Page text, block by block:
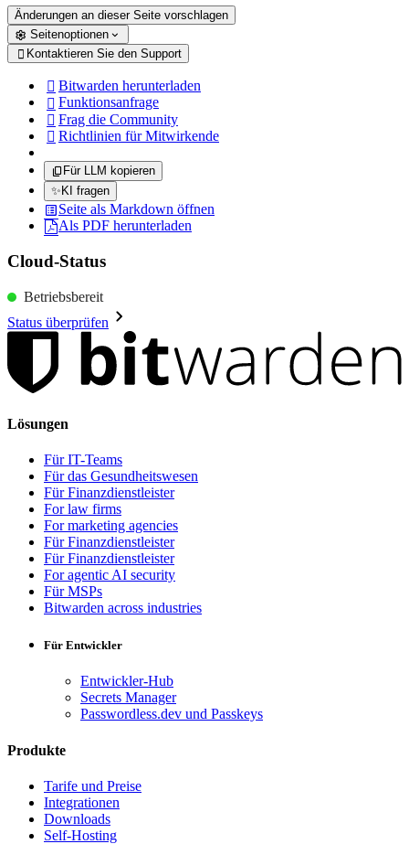
Änderungen an dieser Seite vorschlagen
Seitenoptionen
 Kontaktieren Sie den Support
 Bitwarden herunterladen
 Funktionsanfrage
 Frag die Community
 Richtlinien für Mitwirkende
Für LLM kopieren
✨KI fragen
Seite als Markdown öffnen
Als PDF herunterladen
Cloud-Status
Betriebsbereit
Status überprüfen
Lösungen
Für IT-Teams
Für das Gesundheitswesen
Für Finanzdienstleister
For law firms
For marketing agencies
Für Finanzdienstleister
Für Finanzdienstleister
For agentic AI security
Für MSPs
Bitwarden across industries
Für Entwickler
Entwickler-Hub
Secrets Manager
Passwordless.dev und Passkeys
Produkte
Tarife und Preise
Integrationen
Downloads
Self-Hosting